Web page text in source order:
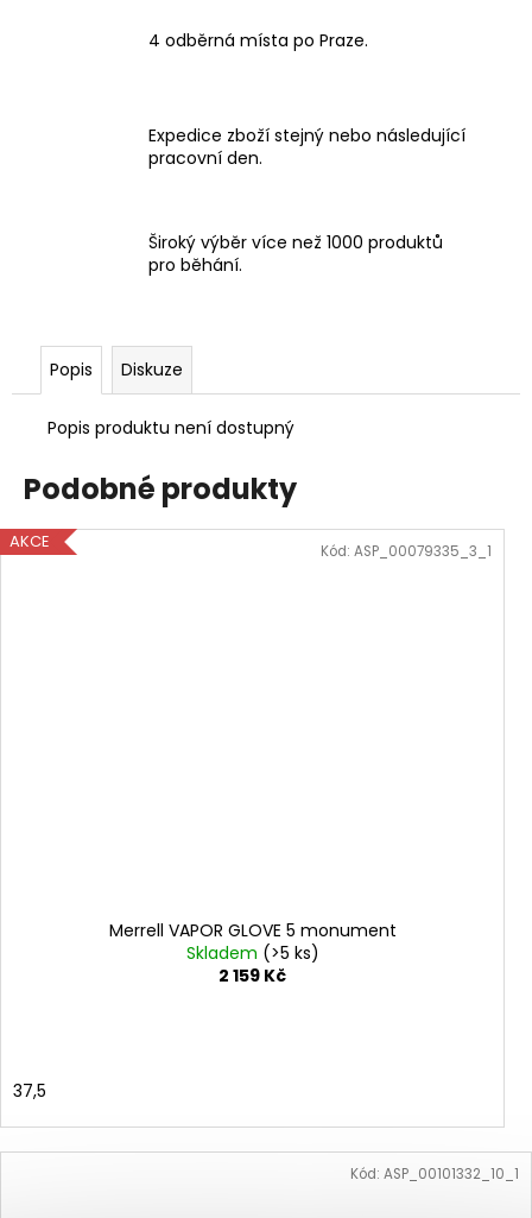
4 odběrná místa po Praze.
Expedice zboží stejný nebo následující
pracovní den.
Široký výběr více než 1000 produktů
pro běhání.
Popis Diskuze
Popis produktu není dostupný
Podobné produkty
AKCE
Merrell VAPOR GLOVE 5 monument
Skladem (>5 ks)
2 159 Kč
37,5
Kód: ASP_00079335_3_1
Kód: ASP_00101332_10_1